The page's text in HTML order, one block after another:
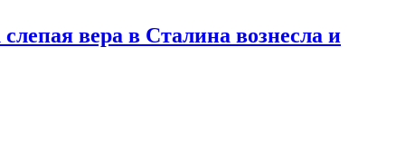
вера в Сталина вознесла и